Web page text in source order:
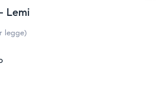
Lemi
legge)